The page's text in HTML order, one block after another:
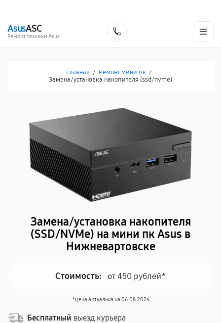
AsusASC
Ремонт техники Asus
Главная / Ремонт мини пк /
Замена/установка накопителя (ssd/nvme)
Замена/установка накопителя
(SSD/NVMe) на мини пк Asus в
Нижневартовске
Стоимость: от 450 рублей*
*цена актуальна на 06.08.2026
Бесплатный выезд курьера